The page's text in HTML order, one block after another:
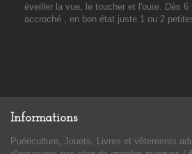
éveiller la vue, le toucher et l'ouïe. Dès 6
accroché , en bon état juste 1 ou 2
Informations
Puériculture, Jouets, Livres et vêtements